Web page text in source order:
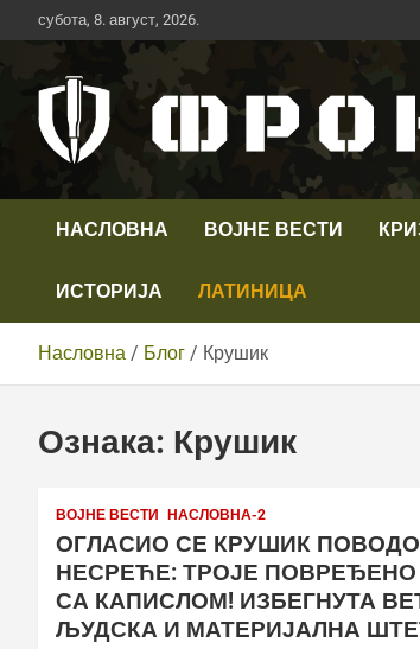
Скип
то
субота, 8. август, 2026.
Телевизија
НАСЛОВНА ВОЈНЕ ВЕСТИ
ИСТОРИЈА ЛАТИНИЦА
Насловна Блог Крушик
Ознака: Крушик
ВОЈНЕ ВЕСТИ НАСЛОВНА-2
ОГЛАСИО СЕ КРУШИК
НЕСРЕЋЕ: ТРОЈЕ ПОВРЕЂЕНО
СА КАПИСЛОМ! ИЗБЕГНУТА
ЉУДСКА И МАТЕРИЈАЛНА